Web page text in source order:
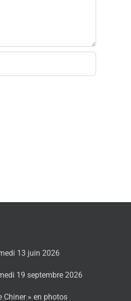
13 juin 2026
19 septembre 2026
Chiner » en photos